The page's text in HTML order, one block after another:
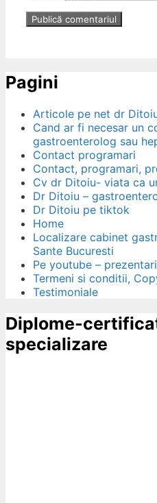
Pagini
Articole pe net dr
Cand ar fi necesar un
gastroenterolog sau
Contact programari
Contact, programari,
Cv dr Ditoiu- viata ca
Dr Ditoiu –
Dr Ditoiu pe tiktok
Home
Localizare cabinet
Sante Bucuresti
Pe youtube –
Termeni si conditii,
Testimoniale
Diplome-
specializare